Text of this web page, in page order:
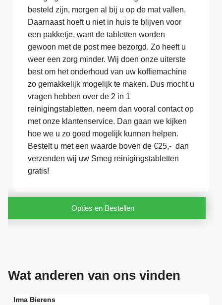
besteld zijn, morgen al bij u op de mat vallen.
Daarnaast hoeft u niet in huis te blijven voor
een pakketje, want de tabletten worden
gewoon met de post mee bezorgd. Zo heeft u
weer een zorg minder. Wij doen onze uiterste
best om het onderhoud van uw koffiemachine
zo gemakkelijk mogelijk te maken. Dus mocht u
vragen hebben over de 2 in 1
reinigingstabletten, neem dan vooral contact op
met onze klantenservice. Dan gaan we kijken
hoe we u zo goed mogelijk kunnen helpen.
Bestelt u met een waarde boven de €25,- dan
verzenden wij uw Smeg reinigingstabletten
gratis!
Opties en Bestellen
Wat anderen van ons vinden
Irma Bierens